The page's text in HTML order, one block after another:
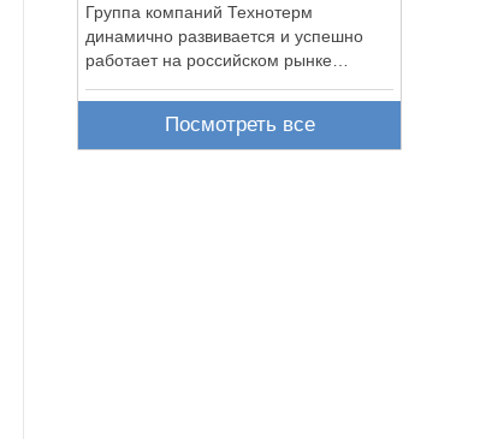
Группа компаний Технотерм
динамично развивается и успешно
работает на российском рынке
Посмотреть все